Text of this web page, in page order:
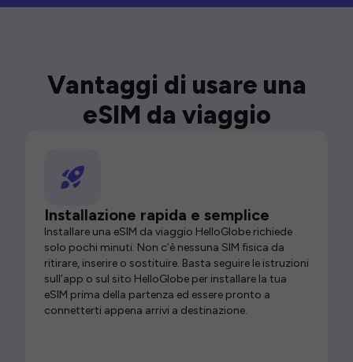
Vantaggi di usare una
eSIM da viaggio
Installazione rapida e semplice
Installare una eSIM da viaggio HelloGlobe richiede
solo pochi minuti. Non c’è nessuna SIM fisica da
ritirare, inserire o sostituire. Basta seguire le istruzioni
sull’app o sul sito HelloGlobe per installare la tua
eSIM prima della partenza ed essere pronto a
connetterti appena arrivi a destinazione.